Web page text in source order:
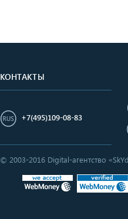
КОНТАКТЫ
+7(495)109-08-83
© 2003-2016 Digital-агентство